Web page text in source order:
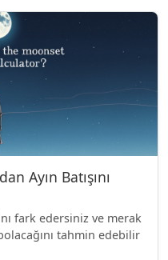
Ayın Batışını
fark edersiniz ve merak
tahmin edebilir